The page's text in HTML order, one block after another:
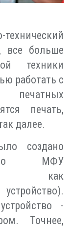
все больше
техники
работать с
печать,
далее.
создано
МФУ
как
-
Точнее,